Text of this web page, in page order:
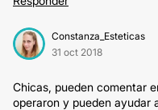
Constanza_Esteticas
31 oct 2018
Chicas, pueden comentar
operaron y pueden ayudar